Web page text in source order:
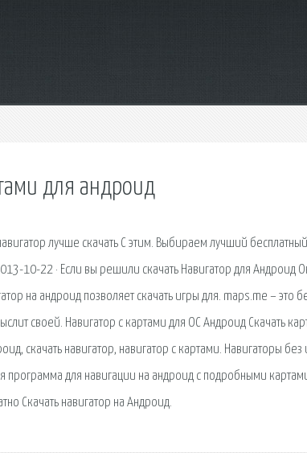
для андроид
лучше скачать С этим. Выбираем лучший
10-22 · Если вы решили скачать Навигатор для Андроид
на андроид позволяет скачать игры для. maps.me – это
своей. Навигатор с картами для ОС Андроид Скачать
скачать навигатор, навигатор с картами. Навигаторы без
программа для навигации на андроид с подробными
Скачать навигатор на Андроид.